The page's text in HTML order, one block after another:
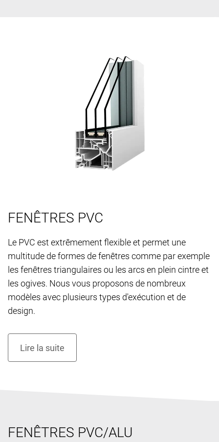
FENÊTRES PVC
Le PVC est extrêmement flexible et permet une
multitude de formes de fenêtres comme par exemple
les fenêtres triangulaires ou les arcs en plein cintre et
les ogives. Nous vous proposons de nombreux
modèles avec plusieurs types d'exécution et de
design.
FENÊTRES PVC/ALU